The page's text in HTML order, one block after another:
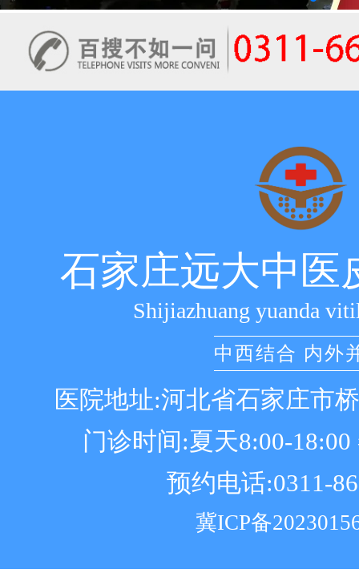
石家庄远大中医
Shijiazhuang yuanda
中西结合 内外
医院地址:河北省石家庄市
门诊时间:夏天8:00-18:00
预约电话:0311-
冀ICP备